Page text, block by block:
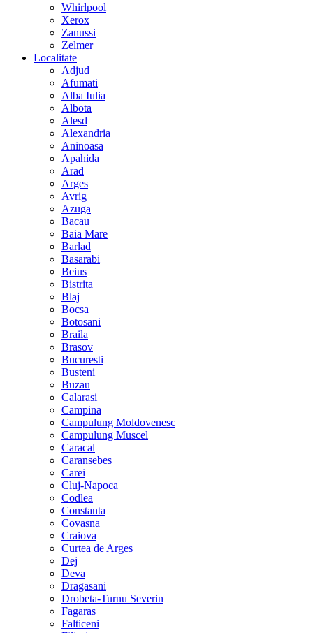
Whirlpool
Xerox
Zanussi
Zelmer
Localitate
Adjud
Afumati
Alba Iulia
Albota
Alesd
Alexandria
Aninoasa
Apahida
Arad
Arges
Avrig
Azuga
Bacau
Baia Mare
Barlad
Basarabi
Beius
Bistrita
Blaj
Bocsa
Botosani
Braila
Brasov
Bucuresti
Busteni
Buzau
Calarasi
Campina
Campulung Moldovenesc
Campulung Muscel
Caracal
Caransebes
Carei
Cluj-Napoca
Codlea
Constanta
Covasna
Craiova
Curtea de Arges
Dej
Deva
Dragasani
Drobeta-Turnu Severin
Fagaras
Falticeni